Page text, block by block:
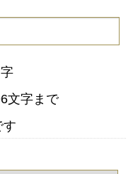
文字まで
す